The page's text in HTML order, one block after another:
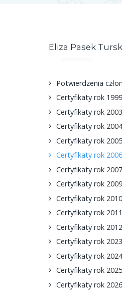
Eliza Pasek
Potwierdzenia
Certyfikaty rok 1999
Certyfikaty rok 2003
Certyfikaty rok 2004
Certyfikaty rok 2005
Certyfikaty rok 2006
Certyfikaty rok 2007
Certyfikaty rok 2009
Certyfikaty rok 2010
Certyfikaty rok 2011
Certyfikaty rok 2012
Certyfikaty rok 2023
Certyfikaty rok 2024
Certyfikaty rok 2025
Certyfikaty rok 2026